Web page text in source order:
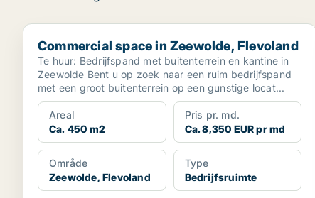
Commercial space in Zeewolde, Flevoland
Commercial space in Zeewolde, Flevoland
Te huur: Bedrijfspand met buitenterrein en kantine in
Zeewolde Bent u op zoek naar een ruim bedrijfspand
met een groot buitenterrein op een gunstige locat...
Areal
Ca. 450 m2
Pris pr. md.
Ca. 8,350 EUR pr md
Område
Zeewolde, Flevoland
Type
Bedrijfsruimte